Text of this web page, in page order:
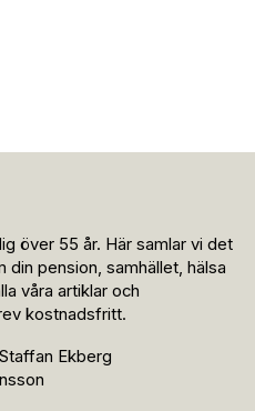
över 55 år. Här samlar vi det
pension, samhället, hälsa
våra artiklar och
kostnadsfritt.
Staffan Ekberg